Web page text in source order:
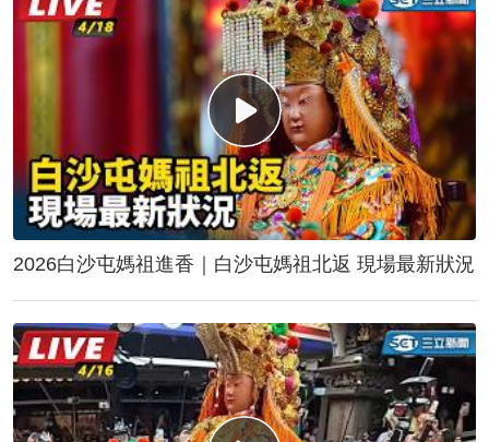
2026白沙屯媽祖進香｜白沙屯媽祖北返 現場最新狀況